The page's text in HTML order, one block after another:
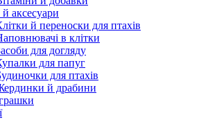
аксесуари
й переноски для птахів
в клітки
для догляду
для папуг
для птахів
й драбини